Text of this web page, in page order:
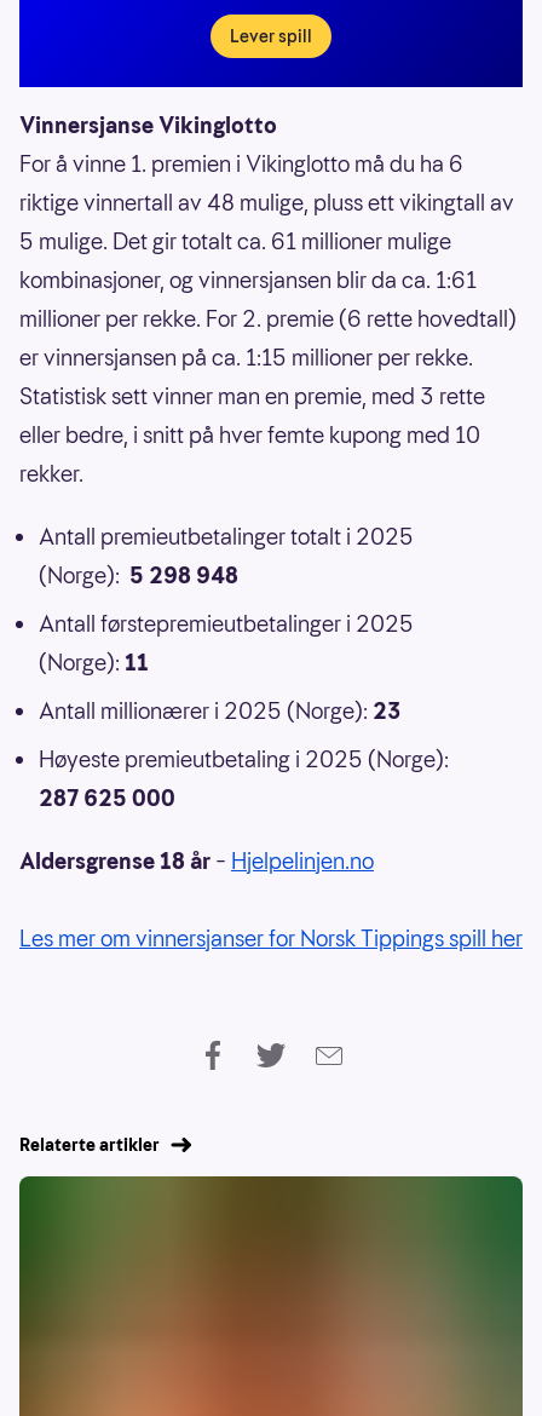
Lever spill
Vinnersjanse Vikinglotto
For å vinne 1. premien i Vikinglotto må du ha 6
riktige vinnertall av 48 mulige, pluss ett vikingtall av
5 mulige. Det gir totalt ca. 61 millioner mulige
kombinasjoner, og vinnersjansen blir da ca. 1:61
millioner per rekke. For 2. premie (6 rette hovedtall)
er vinnersjansen på ca. 1:15 millioner per rekke.
Statistisk sett vinner man en premie, med 3 rette
eller bedre, i snitt på hver femte kupong med 10
rekker.
Antall premieutbetalinger totalt i 2025
(Norge): 5 298 948
Antall førstepremieutbetalinger i 2025
(Norge): 11
Antall millionærer i 2025 (Norge): 23
Høyeste premieutbetaling i 2025 (Norge):
287 625 000
Aldersgrense 18 år – Hjelpelinjen.no
Les mer om vinnersjanser for Norsk Tippings spill her
Relaterte artikler